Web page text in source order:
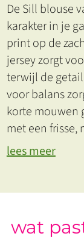
De Sill blouse
karakter in je
print op de
jersey zorgt
terwijl de
voor balans
korte mouwen
met een frisse,
lees meer
wat